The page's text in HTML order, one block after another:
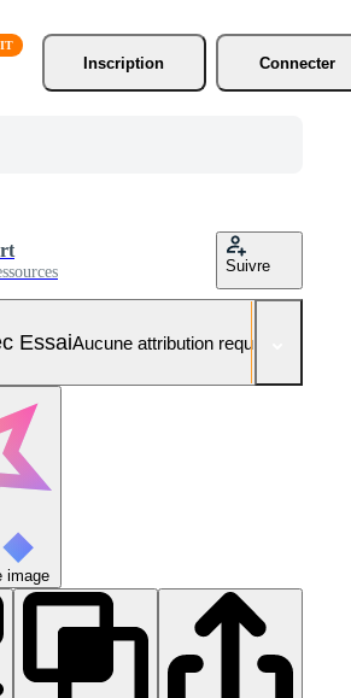
Inscription
Connecter
Suivre
EssaiAucune attribution requise
image